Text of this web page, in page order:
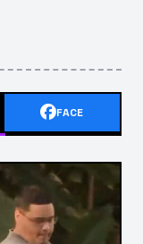
FACE